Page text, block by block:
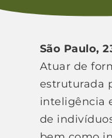
São Paulo,
Atuar de
estruturada
inteligência
de